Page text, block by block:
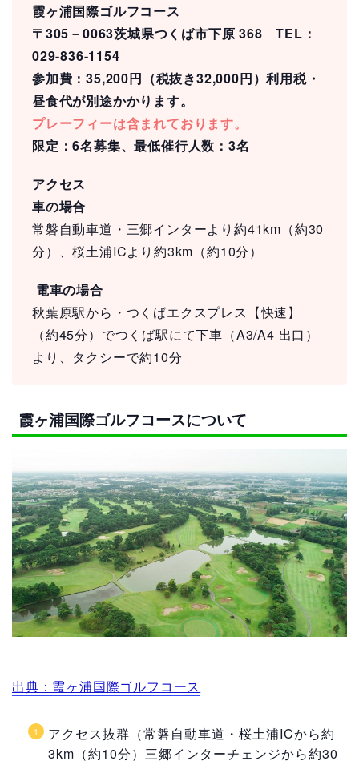
霞ヶ浦国際ゴルフコース
〒305－0063茨城県つくば市下原 368 TEL：
029-836-1154
参加費：35,200円（税抜き32,000円）利用税・
昼食代が別途かかります。
プレーフィーは含まれております。
限定：6名募集、最低催行人数：3名
アクセス
車の場合
常磐自動車道・三郷インターより約41km（約30
分）、桜土浦ICより約3km（約10分）
電車の場合
秋葉原駅から・つくばエクスプレス【快速】
（約45分）でつくば駅にて下車（A3/A4 出口）
より、タクシーで約10分
霞ヶ浦国際ゴルフコースについて
出典：霞ヶ浦国際ゴルフコース
アクセス抜群（常磐自動車道・桜土浦ICから約
3km（約10分）三郷インターチェンジから約30